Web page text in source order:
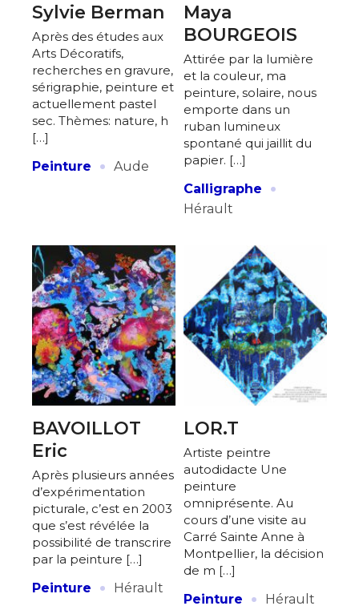
Sylvie Berman
Après des études aux
Arts Décoratifs,
recherches en gravure,
sérigraphie, peinture et
actuellement pastel
sec. Thèmes: nature, h
[…]
Peinture
· Aude
Maya
BOURGEOIS
Attirée par la lumière
et la couleur, ma
peinture, solaire, nous
emporte dans un
ruban lumineux
spontané qui jaillit du
papier. […]
Calligraphe
·
Hérault
BAVOILLOT
Eric
Après plusieurs années
d’expérimentation
picturale, c’est en 2003
que s’est révélée la
possibilité de transcrire
par la peinture […]
Peinture
· Hérault
LOR.T
Artiste peintre
autodidacte Une
peinture
omniprésente. Au
cours d’une visite au
Carré Sainte Anne à
Montpellier, la décision
de m […]
Peinture
· Hérault